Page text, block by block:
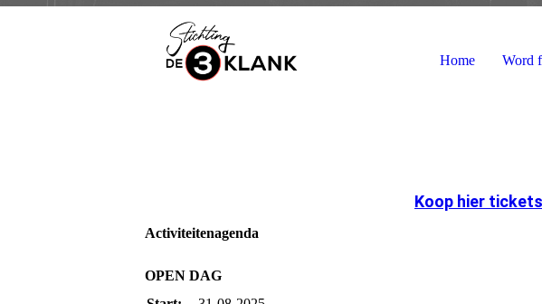
Home Word
Koop hier
Activiteitenagenda
OPEN DAG